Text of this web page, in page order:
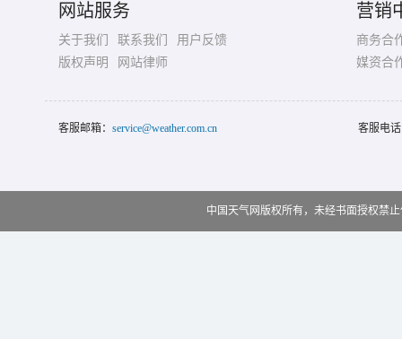
网站服务
关于我们 联系我们
用户反馈
版权声明
网站律师
营销
商务合
媒资合
客服邮箱： service@weather.com.cn 客服电
中国天气网版权所有，未经书面授权